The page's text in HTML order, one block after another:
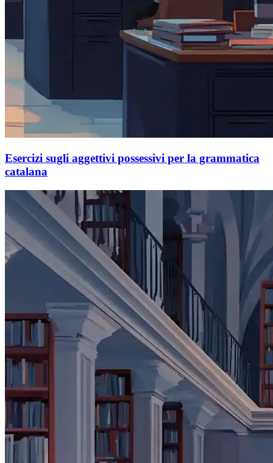
Esercizi sugli aggettivi possessivi per la grammatica
catalana